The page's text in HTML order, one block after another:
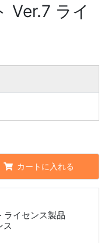
Ver.7 ライ
カートに入れる
ライセンス製品
ス